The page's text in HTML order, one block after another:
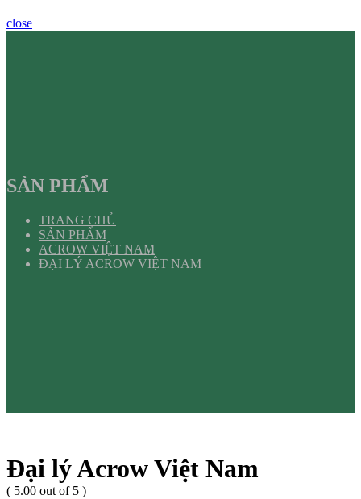
close
SẢN PHẨM
TRANG CHỦ
SẢN PHẨM
ACROW VIỆT NAM
ĐẠI LÝ ACROW VIỆT NAM
Đại lý Acrow Việt Nam
( 5.00 out of 5 )